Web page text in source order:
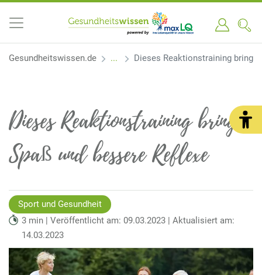
Gesundheitswissen.de Dieses Reaktionstraining bringt
Dieses Reaktionstraining bringt
Spaß und bessere Reflexe
Sport und Gesundheit
3 min | Veröffentlicht am: 09.03.2023 | Aktualisiert am:
14.03.2023